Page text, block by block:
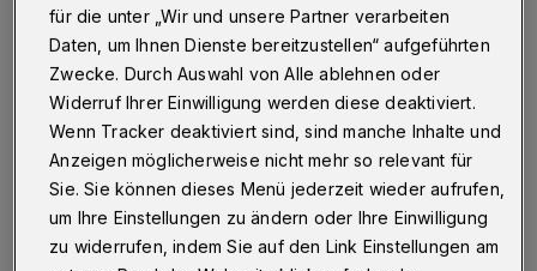
D ie Verkehrswende ist Planung weg von
der autofreundlichen Stadt der
vergangenen Jahrzehnte. Eine fortschrittliche
Planung berücksichtigt zum Beispiel bei
für die unter „Wir und unsere Partner verarbeiten
Daten, um Ihnen Dienste bereitzustellen“ aufgeführten
Zwecke. Durch Auswahl von Alle ablehnen oder
Widerruf Ihrer Einwilligung werden diese deaktiviert.
Wenn Tracker deaktiviert sind, sind manche Inhalte und
Anzeigen möglicherweise nicht mehr so relevant für
Sie. Sie können dieses Menü jederzeit wieder aufrufen,
um Ihre Einstellungen zu ändern oder Ihre Einwilligung
zu widerrufen, indem Sie auf den Link Einstellungen am